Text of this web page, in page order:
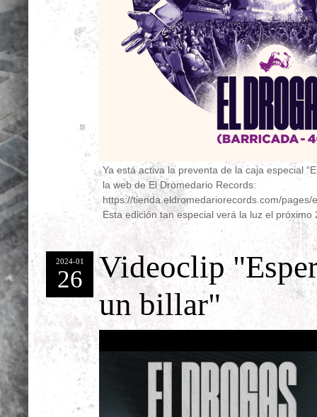
Ya está activa la preventa de la caja especial
la web de El Dromedario Records:
https://tienda.eldromedariorecords.com/pages/
Esta edición tan especial verá la luz el próximo
Videoclip
un billar"
2024-01
26